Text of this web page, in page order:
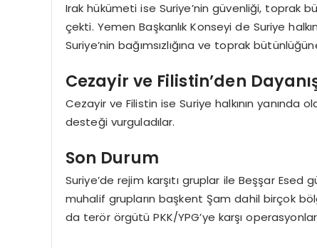
Irak hükümeti ise Suriye’nin güvenliği, toprak
çekti. Yemen Başkanlık Konseyi de Suriye
Suriye’nin bağımsızlığına ve toprak
Cezayir ve Filistin’den
Cezayir ve Filistin ise Suriye halkının yanında
desteği vurguladılar.
Son Durum
Suriye’de rejim karşıtı gruplar ile Beşşar Esed
muhalif grupların başkent Şam dahil birçok
da terör örgütü PKK/YPG’ye karşı